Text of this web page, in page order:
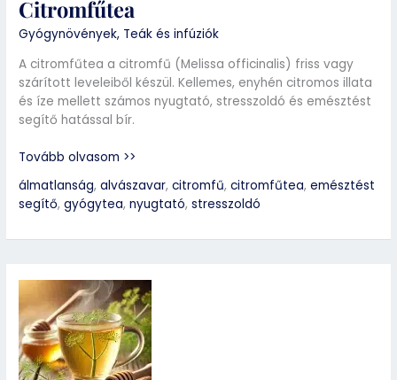
Citromfűtea
Gyógynövények, Teák és infúziók
A citromfűtea a citromfű (Melissa officinalis) friss vagy
szárított leveleiből készül. Kellemes, enyhén citromos illata
és íze mellett számos nyugtató, stresszoldó és emésztést
segítő hatással bír.
Tovább olvasom >>
álmatlanság,alvászavar,citromfű,citromfűtea,emésztést
segítő,gyógytea,nyugtató,stresszoldó
Édesköménytea